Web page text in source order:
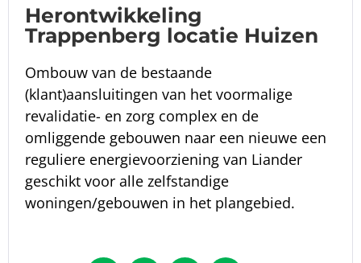
Herontwikkeling
Trappenberg locatie Huizen
Ombouw van de bestaande
(klant)aansluitingen van het voormalige
revalidatie- en zorg complex en de
omliggende gebouwen naar een nieuwe een
reguliere energievoorziening van Liander
geschikt voor alle zelfstandige
woningen/gebouwen in het plangebied.